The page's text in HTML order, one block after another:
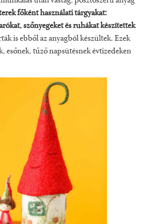
főként használati tárgyakat:
szőnyegeket és ruhákat készítettek
is ebből az anyagból készültek. Ezek
esőnek, tűző napsütésnek évtizedeken